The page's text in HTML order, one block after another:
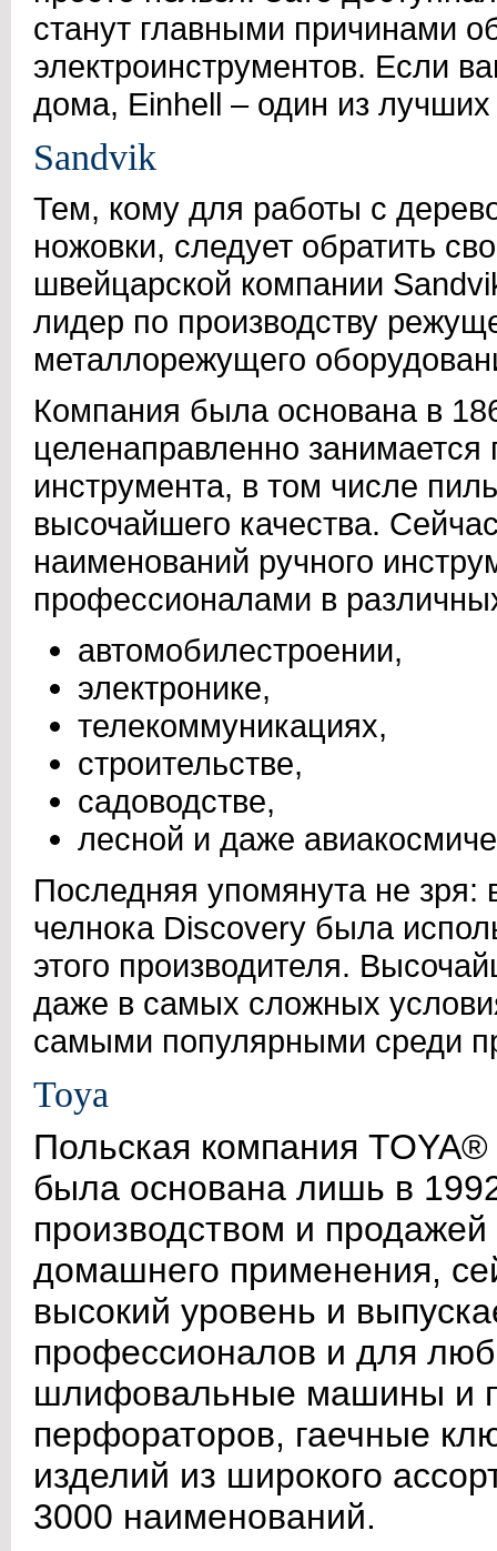
станут главными причинами
электроинструментов. Если
дома, Einhell – один из лучших
Sandvik
Тем, кому для работы с
ножовки, следует обратить
швейцарской компании
лидер по производству
металлорежущего
Компания была основана в
целенаправленно занимается
инструмента, в том числе
высочайшего качества.
наименований ручного
профессионалами в
автомобилестроении,
электронике,
телекоммуникациях,
строительстве,
садоводстве,
лесной и даже
Последняя упомянута не зря:
челнока Discovery была
этого производителя.
даже в самых сложных
самыми популярными среди
Toya
Польская компания
была основана лишь в
производством и
домашнего применения,
высокий уровень и
профессионалов и для
шлифовальные машины и
перфораторов, гаечные
изделий из широкого
3000 наименований.